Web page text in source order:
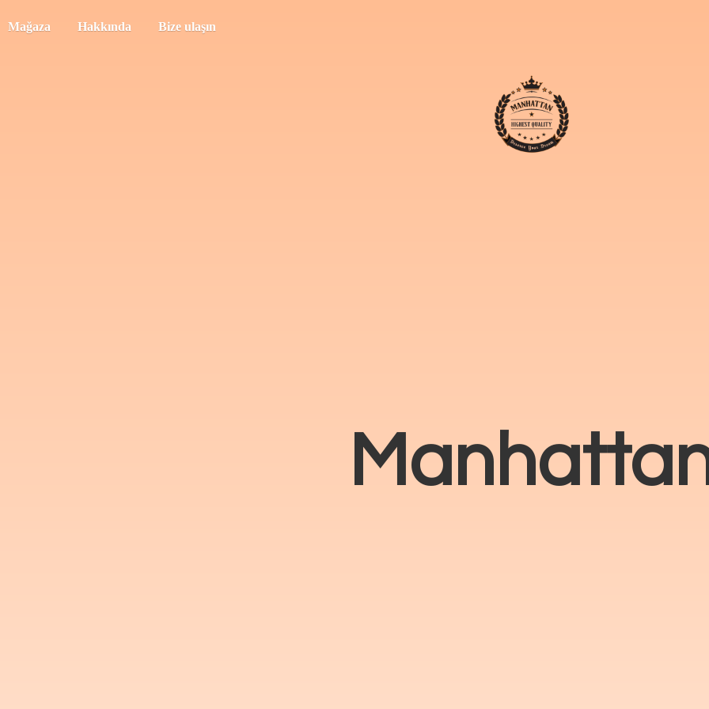
Mağaza Hakkında Bize ulaşın